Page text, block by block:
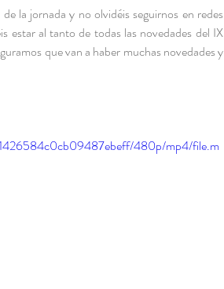
la jornada y no olvidéis seguirnos en redes
estar al tanto de todas las novedades del IX
que van a haber muchas novedades y
480p/mp4/file.m